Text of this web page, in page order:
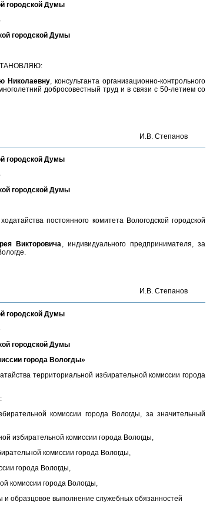
городской Думы
городской Думы
Николаевну, консультанта организационно-контрольного
добросовестный труд и в связи с 50-летием со
И.В. Степанов
городской Думы
городской Думы
постоянного комитета Вологодской городской
Викторовича, индивидуального предпринимателя, за
И.В. Степанов
городской Думы
городской Думы
города Вологды»
территориальной избирательной комиссии города
комиссии города Вологды, за значительный
избирательной комиссии города Вологды,
комиссии города Вологды,
города Вологды,
комиссии города Вологды,
и образцовое выполнение служебных обязанностей